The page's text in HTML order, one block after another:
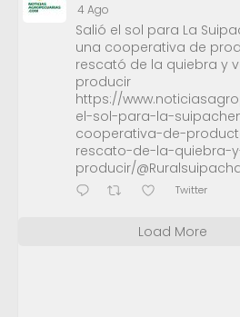
4 Ago
Salió el sol para La
una cooperativa de
rescató de la quiebra y
producir
https://
el-sol-para-la-
cooperativa-de-
rescato-de-la-quiebra-
producir/
Twitter
Load More